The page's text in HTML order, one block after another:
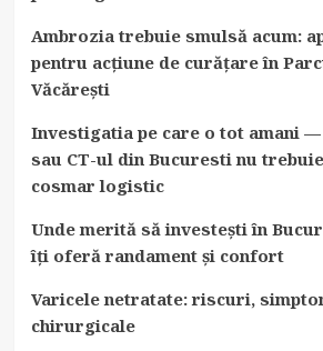
Ambrozia trebuie smulsă acum:
pentru acțiune de curățare în
Văcărești
Investigatia pe care o tot amani —
sau CT-ul din Bucuresti nu
cosmar logistic
Unde merită să investești în
îți oferă randament și confort
Varicele netratate: riscuri,
chirurgicale